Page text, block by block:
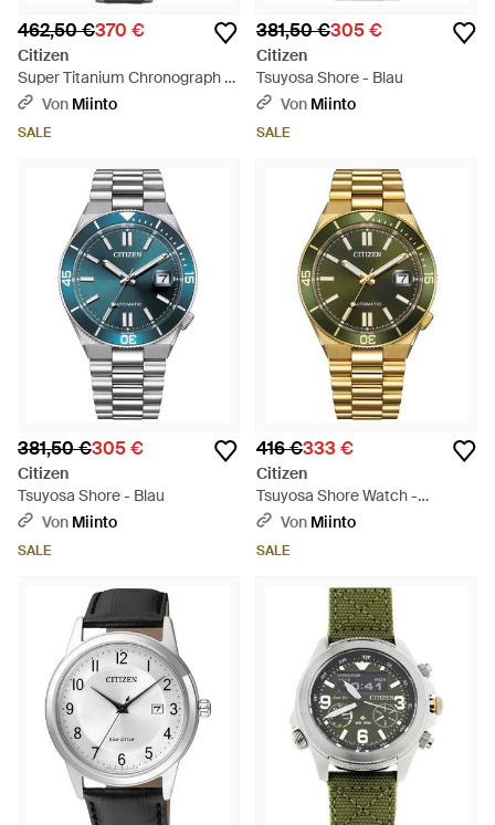
462,50 €370 €
Citizen
Super Titanium Chronograph -
Mettallic
Von Miinto
SALE
381,50 €305 €
Citizen
Tsuyosa Shore - Blau
Von Miinto
SALE
381,50 €305 €
Citizen
Tsuyosa Shore - Blau
Von Miinto
SALE
416 €333 €
Citizen
Tsuyosa Shore Watch -
Mettallic
Von Miinto
SALE